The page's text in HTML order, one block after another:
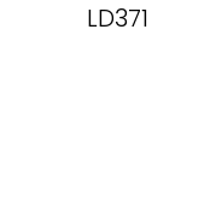
LD371